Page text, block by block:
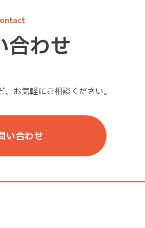
合わせ
お気軽にご相談ください。
い合わせ